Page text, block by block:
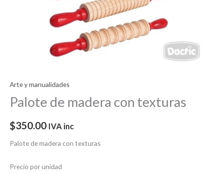
Arte y manualidades
Palote de madera con texturas
$350.00 IVA inc
Palote de madera con texturas
Precio por unidad